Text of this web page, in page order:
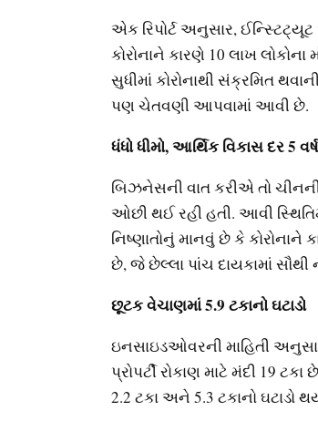
એક રિપોર્ટ અનુસાર,
કોરોનાને કારણે 10 લાખ
સુધીમાં કોરોનાથી સંક્રમિત
પણ ચેતવણી આપવામાં આવી છે.
ધંધો ધીમો, આર્થિક વિકાસ દર 5
બિઝનેસની વાત કરીએ તો
ઓછી થઈ રહી હતી. આવી
નિષ્ણાતોનું માનવું છે કે કોરોનાને
છે, જે છેલ્લા પાંચ દાયકામાં સૌથી
છૂટક વેચાણમાં 5.9 ટકાનો ઘટાડો
ઇનસાઇડઓવરની માહિતી અનુસાર
પ્રોપર્ટી રોકાણ માટે મંદી 19
2.2 ટકા અને 5.3 ટકાનો ઘટાડો